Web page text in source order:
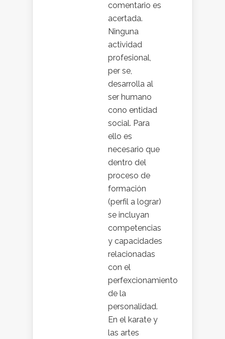
comentario es
acertada.
Ninguna
actividad
profesional,
per se,
desarrolla al
ser humano
cono entidad
social. Para
ello es
necesario que
dentro del
proceso de
formación
(perfil a lograr)
se incluyan
competencias
y capacidades
relacionadas
con el
perfexcionamiento
de la
personalidad.
En el karate y
las artes